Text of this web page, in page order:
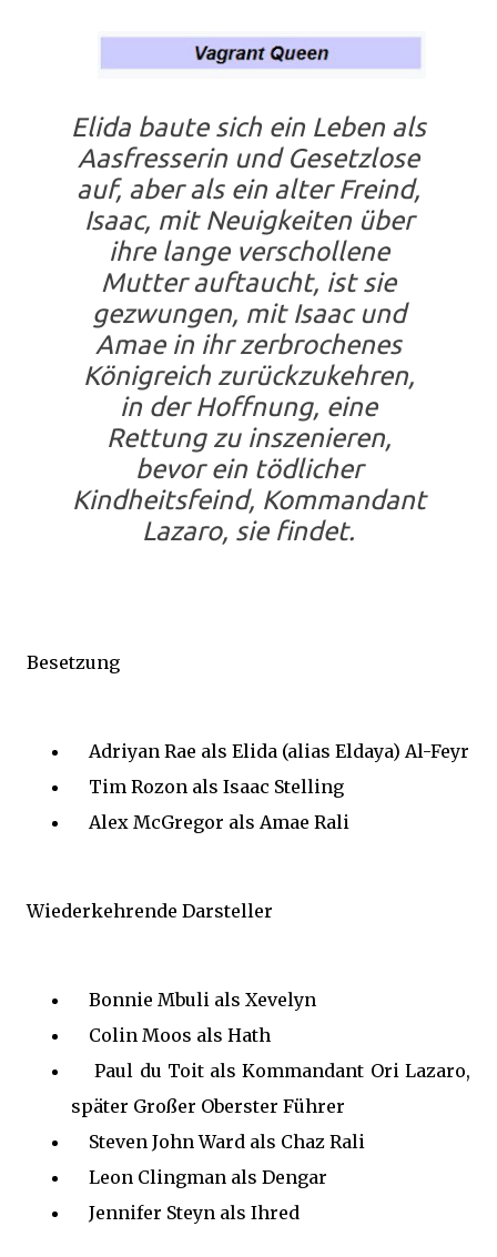
Elida baute sich ein Leben als
Aasfresserin und Gesetzlose
auf, aber als ein alter Freind,
Isaac, mit Neuigkeiten über
ihre lange verschollene
Mutter auftaucht, ist sie
gezwungen, mit Isaac und
Amae in ihr zerbrochenes
Königreich zurückzukehren,
in der Hoffnung, eine
Rettung zu inszenieren,
bevor ein tödlicher
Kindheitsfeind, Kommandant
Lazaro, sie findet.
Besetzung
Adriyan Rae als Elida (alias Eldaya) Al-Feyr
Tim Rozon als Isaac Stelling
Alex McGregor als Amae Rali
Wiederkehrende Darsteller
Bonnie Mbuli als Xevelyn
Colin Moos als Hath
Paul du Toit als Kommandant Ori Lazaro,
später Großer Oberster Führer
Steven John Ward als Chaz Rali
Leon Clingman als Dengar
Jennifer Steyn als Ihred